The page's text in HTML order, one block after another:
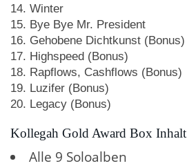
14. Winter
15. Bye Bye Mr. President
16. Gehobene Dichtkunst (Bonus)
17. Highspeed (Bonus)
18. Rapflows, Cashflows (Bonus)
19. Luzifer (Bonus)
20. Legacy (Bonus)
Kollegah Gold Award Box Inhalt
Alle 9 Soloalben